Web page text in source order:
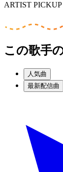
ARTIST PICKUP
この歌手
人気曲
最新配信曲